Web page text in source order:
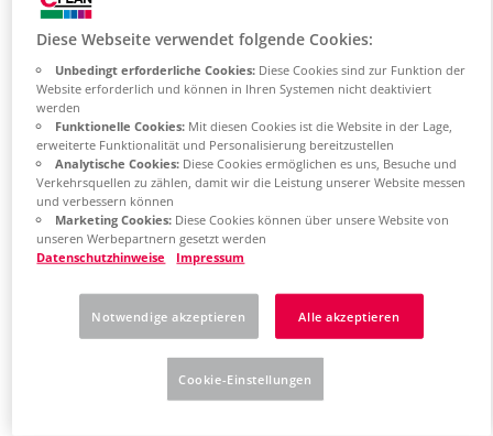
Canada
en
FR
Chile
ES
China
ZH
EN
China Taiwan
EN
Colombia
ES
Croatia
HR
Denmark
Diese Webseite verwendet folgende Cookies:
Unbedingt erforderliche Cookies:Diese Cookies sind zur Funktion der
Website erforderlich und können in Ihren Systemen nicht deaktiviert
werden
Funktionelle Cookies:Mit diesen Cookies ist die Website in der Lage,
erweiterte Funktionalität und Personalisierung bereitzustellen
Analytische Cookies:Diese Cookies ermöglichen es uns, Besuche und
Verkehrsquellen zu zählen, damit wir die Leistung unserer Website messen
und verbessern können
Marketing Cookies:Diese Cookies können über unsere Website von
unseren Werbepartnern gesetzt werden
Datenschutzhinweise
Impressum
Notwendige akzeptieren Alle akzeptieren
Cookie-Einstellungen